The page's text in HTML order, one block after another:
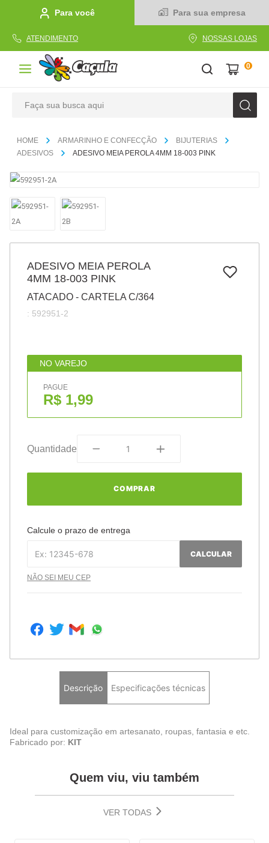
Para você Para sua empresa
ATENDIMENTO NOSSAS LOJAS
0
ARMARINHO E CONFECÇÃO
BIJUTERIAS
ADESIVOS
ADESIVO MEIA PEROLA 4MM 18-003 PINK
ADESIVO MEIA PEROLA
4MM 18-003 PINK
ATACADO - CARTELA C/364
: 592951-2
NO VAREJO
PAGUE
R$ 1,99
Quantidade
COMPRAR
Calcule o prazo de entrega
CALCULAR
NÃO SEI MEU CEP
Descrição Especificações técnicas
Ideal para customização em artesanato, roupas, fantasia e etc.
Fabricado por: KIT
Quem viu, viu também
VER TODAS
1º caderno
2
papel
cola
havaianas